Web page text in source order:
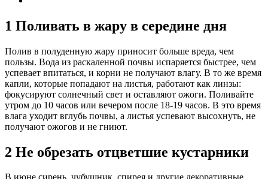
1 Поливать в жару в середине дня
Полив в полуденную жару приносит больше вреда, чем
пользы. Вода из раскаленной почвы испаряется быстрее, чем
успевает впитаться, и корни не получают влагу. В то же время
капли, которые попадают на листья, работают как линзы:
фокусируют солнечный свет и оставляют ожоги. Поливайте
утром до 10 часов или вечером после 18-19 часов. В это время
влага уходит вглубь почвы, а листья успевают высохнуть, не
получают ожогов и не гниют.
2 Не обрезать отцветшие кустарники